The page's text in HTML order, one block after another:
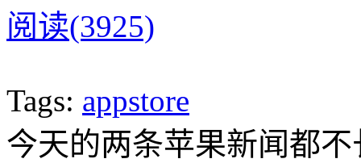
阅读(3925)
Tags: appstore
今天的两条苹果新闻都